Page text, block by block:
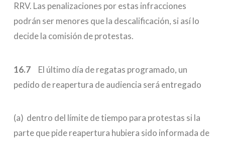
RRV. Las penalizaciones por estas infracciones
podrán ser menores que la descalificación, si así lo
decide la comisión de protestas.
16.7 El último día de regatas programado, un
pedido de reapertura de audiencia será entregado
(a) dentro del límite de tiempo para protestas si la
parte que pide reapertura hubiera sido informada de